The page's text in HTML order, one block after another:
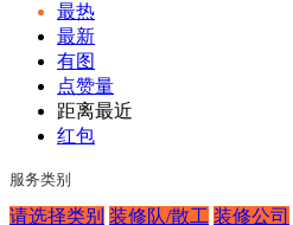
最热
最新
有图
点赞量
距离最近
红包
服务类别
请选择类别 装修队/散工 装修公司